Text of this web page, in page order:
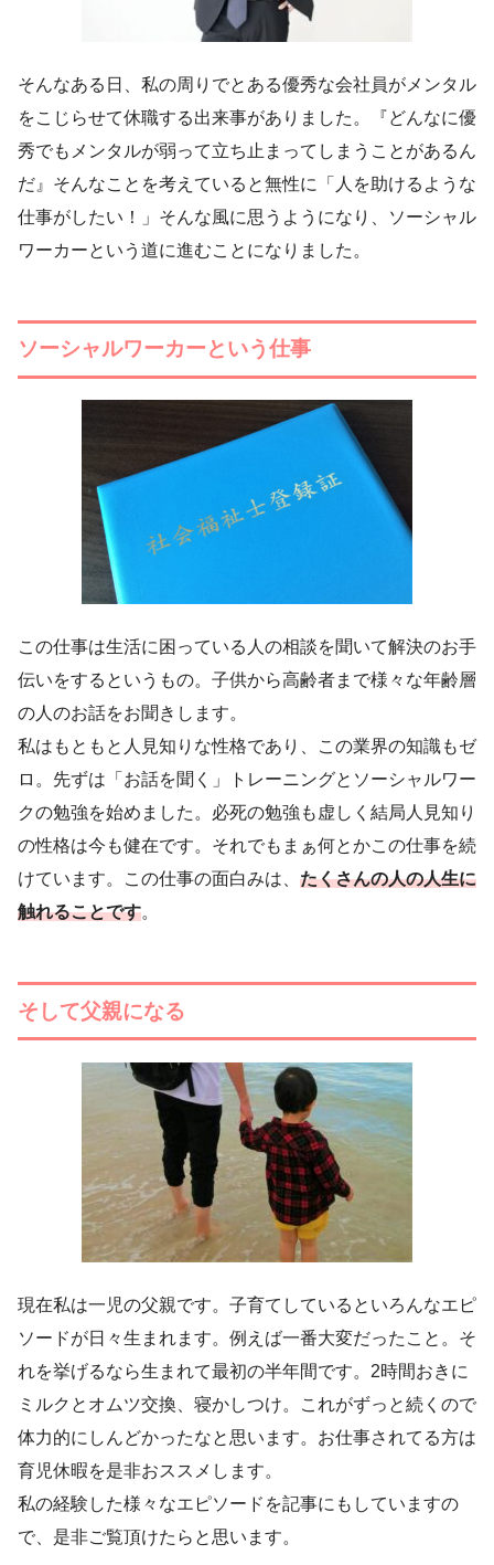
そんなある日、私の周りでとある優秀な会社員がメンタル
をこじらせて休職する出来事がありました。『どんなに優
秀でもメンタルが弱って立ち止まってしまうことがあるん
だ』そんなことを考えていると無性に「人を助けるような
仕事がしたい！」そんな風に思うようになり、ソーシャル
ワーカーという道に進むことになりました。
ソーシャルワーカーという仕事
この仕事は生活に困っている人の相談を聞いて解決のお手
伝いをするというもの。子供から高齢者まで様々な年齢層
の人のお話をお聞きします。
私はもともと人見知りな性格であり、この業界の知識もゼ
ロ。先ずは「お話を聞く」トレーニングとソーシャルワー
クの勉強を始めました。必死の勉強も虚しく結局人見知り
の性格は今も健在です。それでもまぁ何とかこの仕事を続
けています。この仕事の面白みは、 たくさんの人の人生に
触れることです。
そして父親になる
現在私は一児の父親です。子育てしているといろんなエピ
ソードが日々生まれます。例えば一番大変だったこと。そ
れを挙げるなら生まれて最初の半年間です。2時間おきに
ミルクとオムツ交換、寝かしつけ。これがずっと続くので
体力的にしんどかったなと思います。お仕事されてる方は
育児休暇を是非おススメします。
私の経験した様々なエピソードを記事にもしていますの
で、是非ご覧頂けたらと思います。